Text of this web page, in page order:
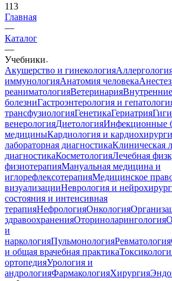
113
Главная
—
Каталог
—
Учебники
Акушерство и гинекология
иммунологияАнатомия человека
реаниматологияВетеринарияВнутренние
болезниГастроэнтерология и
трансфузиологияГенетикаГериатрия
венерологияДиетологияИнфекционные
медициныКардиология и
лабораторная диагностикаКлиническая
диагностикаКосметологияЛечебная
физиотерапияМануальная медицина и
иглорефлексотерапияМедицинское
визуализацииНеврология и
состояния и интенсивная
терапияНефрологияОнкология
здравоохраненияОториноларингология
и
наркологияПульмонологияРевматология
и общая врачебная практика
ортопедияУрология и
андрологияФармакологияХирургия